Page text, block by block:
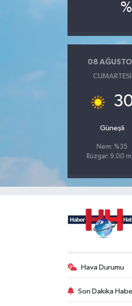
08
CUMARTESI
Güneşli
Nem: %35
Rüzgar: 9.00
Hava Durumu
Son Dakika